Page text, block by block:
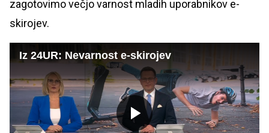
zagotovimo večjo varnost mladih uporabnikov e-
skirojev.
Iz 24UR: Nevarnost e-skirojev